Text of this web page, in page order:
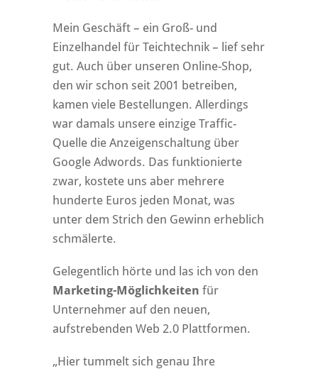
Mein Geschäft – ein Groß- und
Einzelhandel für Teichtechnik – lief sehr
gut. Auch über unseren Online-Shop,
den wir schon seit 2001 betreiben,
kamen viele Bestellungen. Allerdings
war damals unsere einzige Traffic-
Quelle die Anzeigenschaltung über
Google Adwords. Das funktionierte
zwar, kostete uns aber mehrere
hunderte Euros jeden Monat, was
unter dem Strich den Gewinn erheblich
schmälerte.
Gelegentlich hörte und las ich von den
Marketing-Möglichkeiten für
Unternehmer auf den neuen,
aufstrebenden Web 2.0 Plattformen.
„Hier tummelt sich genau Ihre